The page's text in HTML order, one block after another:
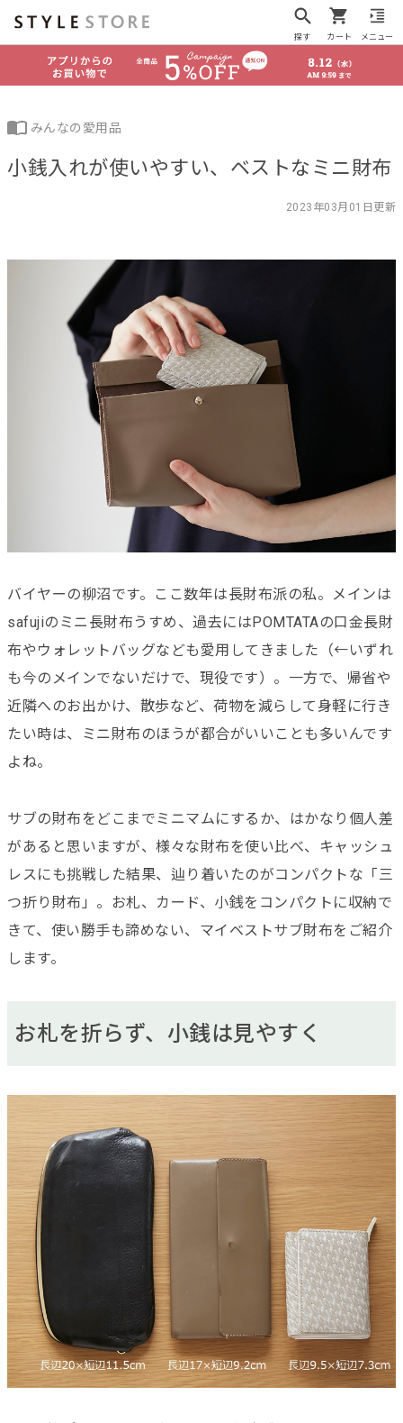
探す カート メニュー
みんなの愛用品
小銭入れが使いやすい、ベストなミニ財布
2023年03月01日更新
バイヤーの柳沼です。ここ数年は長財布派の私。メインは
safujiのミニ長財布うすめ、過去にはPOMTATAの口金長財
布やウォレットバッグなども愛用してきました（←いずれ
も今のメインでないだけで、現役です）。一方で、帰省や
近隣へのお出かけ、散歩など、荷物を減らして身軽に行き
たい時は、ミニ財布のほうが都合がいいことも多いんです
よね。
サブの財布をどこまでミニマムにするか、はかなり個人差
があると思いますが、様々な財布を使い比べ、キャッシュ
レスにも挑戦した結果、辿り着いたのがコンパクトな「三
つ折り財布」。お札、カード、小銭をコンパクトに収納で
きて、使い勝手も諦めない、マイベストサブ財布をご紹介
します。
お札を折らず、小銭は見やすく